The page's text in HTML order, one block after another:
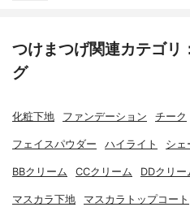
つけまつげ関連カテゴリ
グ
化粧下地 ファンデーション チーク
フェイスパウダー ハイライト シェ
BBクリーム CCクリーム DDクリー
マスカラ下地 マスカラトップコート